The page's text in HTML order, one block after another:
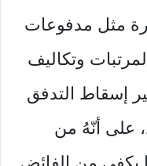
مثل مدفوعات
وتكاليف
إسقاط التدفق
على أنّهُ من